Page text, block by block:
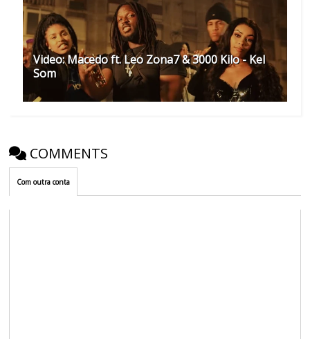
Video: Macedo ft. Leo Zona7 & 3000 Kilo - Kel
Som
COMMENTS
Com outra conta